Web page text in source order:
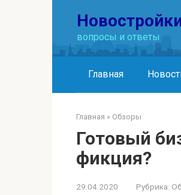
вопросы и ответы
Главная
Главная » Обзоры
Готовый
фикция?
29.04.2020 Рубрика: